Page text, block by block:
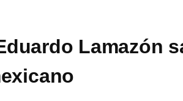
Lamazón